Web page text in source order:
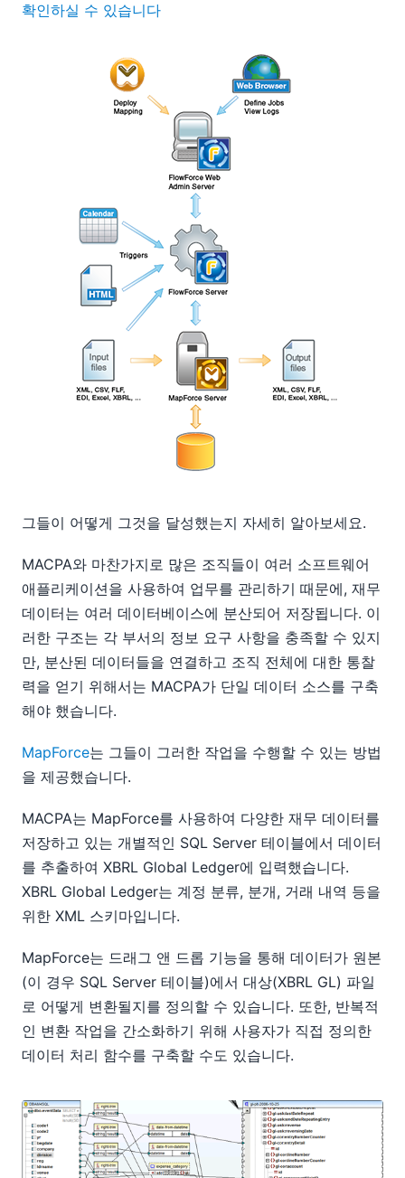
확인하실 수 있습니다
그들이 어떻게 그것을 달성했는지 자세히 알아보세요.
MACPA와 마찬가지로 많은 조직들이 여러 소프트웨어
애플리케이션을 사용하여 업무를 관리하기 때문에, 재무
데이터는 여러 데이터베이스에 분산되어 저장됩니다. 이
러한 구조는 각 부서의 정보 요구 사항을 충족할 수 있지
만, 분산된 데이터들을 연결하고 조직 전체에 대한 통찰
력을 얻기 위해서는 MACPA가 단일 데이터 소스를 구축
해야 했습니다.
MapForce는 그들이 그러한 작업을 수행할 수 있는 방법
을 제공했습니다.
MACPA는 MapForce를 사용하여 다양한 재무 데이터를
저장하고 있는 개별적인 SQL Server 테이블에서 데이터
를 추출하여 XBRL Global Ledger에 입력했습니다.
XBRL Global Ledger는 계정 분류, 분개, 거래 내역 등을
위한 XML 스키마입니다.
MapForce는 드래그 앤 드롭 기능을 통해 데이터가 원본
(이 경우 SQL Server 테이블)에서 대상(XBRL GL) 파일
로 어떻게 변환될지를 정의할 수 있습니다. 또한, 반복적
인 변환 작업을 간소화하기 위해 사용자가 직접 정의한
데이터 처리 함수를 구축할 수도 있습니다.